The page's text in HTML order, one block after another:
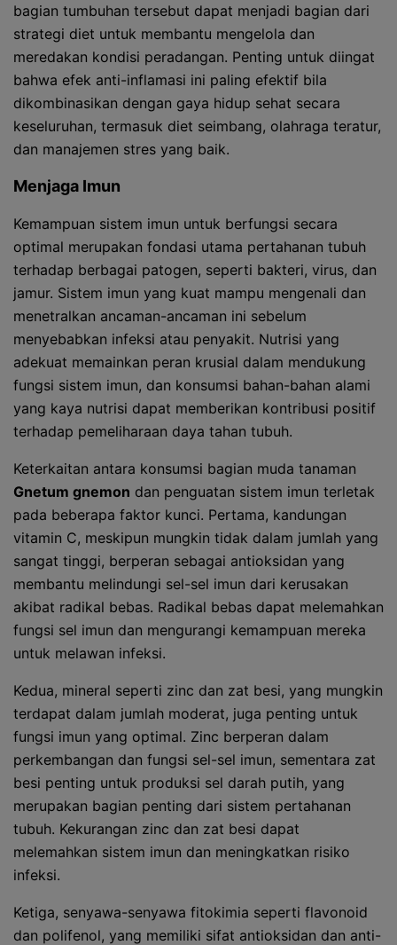
bagian tumbuhan tersebut dapat menjadi bagian dari
strategi diet untuk membantu mengelola dan
meredakan kondisi peradangan. Penting untuk diingat
bahwa efek anti-inflamasi ini paling efektif bila
dikombinasikan dengan gaya hidup sehat secara
keseluruhan, termasuk diet seimbang, olahraga teratur,
dan manajemen stres yang baik.
Menjaga Imun
Kemampuan sistem imun untuk berfungsi secara
optimal merupakan fondasi utama pertahanan tubuh
terhadap berbagai patogen, seperti bakteri, virus, dan
jamur. Sistem imun yang kuat mampu mengenali dan
menetralkan ancaman-ancaman ini sebelum
menyebabkan infeksi atau penyakit. Nutrisi yang
adekuat memainkan peran krusial dalam mendukung
fungsi sistem imun, dan konsumsi bahan-bahan alami
yang kaya nutrisi dapat memberikan kontribusi positif
terhadap pemeliharaan daya tahan tubuh.
Keterkaitan antara konsumsi bagian muda tanaman
Gnetum gnemon dan penguatan sistem imun terletak
pada beberapa faktor kunci. Pertama, kandungan
vitamin C, meskipun mungkin tidak dalam jumlah yang
sangat tinggi, berperan sebagai antioksidan yang
membantu melindungi sel-sel imun dari kerusakan
akibat radikal bebas. Radikal bebas dapat melemahkan
fungsi sel imun dan mengurangi kemampuan mereka
untuk melawan infeksi.
Kedua, mineral seperti zinc dan zat besi, yang mungkin
terdapat dalam jumlah moderat, juga penting untuk
fungsi imun yang optimal. Zinc berperan dalam
perkembangan dan fungsi sel-sel imun, sementara zat
besi penting untuk produksi sel darah putih, yang
merupakan bagian penting dari sistem pertahanan
tubuh. Kekurangan zinc dan zat besi dapat
melemahkan sistem imun dan meningkatkan risiko
infeksi.
Ketiga, senyawa-senyawa fitokimia seperti flavonoid
dan polifenol, yang memiliki sifat antioksidan dan anti-